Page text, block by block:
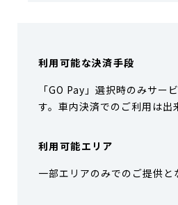
利用可能な決済手段
「GO Pay」選択時のみサー
す。車内決済でのご利用は出
利用可能エリア
一部エリアのみでのご提供と